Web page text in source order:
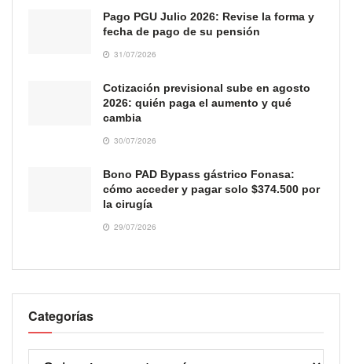
Pago PGU Julio 2026: Revise la forma y
fecha de pago de su pensión
31/07/2026
Cotización previsional sube en agosto
2026: quién paga el aumento y qué
cambia
30/07/2026
Bono PAD Bypass gástrico Fonasa:
cómo acceder y pagar solo $374.500 por
la cirugía
29/07/2026
Categorías